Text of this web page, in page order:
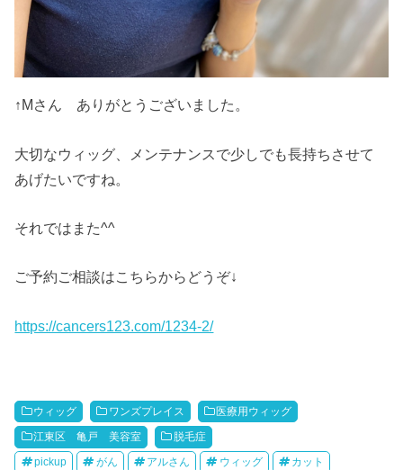
↑Mさん ありがとうございました。
大切なウィッグ、メンテナンスで少しでも長持ちさせて
あげたいですね。
それではまた^^
ご予約ご相談はこちらからどうぞ↓
https://cancers123.com/1234-2/
ウィッグ ワンズプレイス 医療用ウィッグ
江東区 亀戸 美容室 脱毛症
pickup がん アルさん ウィッグ カット